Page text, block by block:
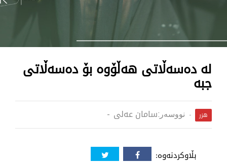
لە دەسەڵاتی هەڵۆوە بۆ دەسەڵاتی
جبە
هزر نووسەر:سامان عەلی
بڵاوکردنەوە: